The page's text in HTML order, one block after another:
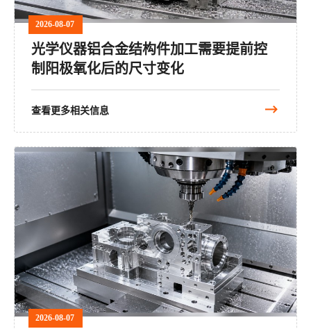
2026-08-07
光学仪器铝合金结构件加工需要提前控
制阳极氧化后的尺寸变化
查看更多相关信息
2026-08-07